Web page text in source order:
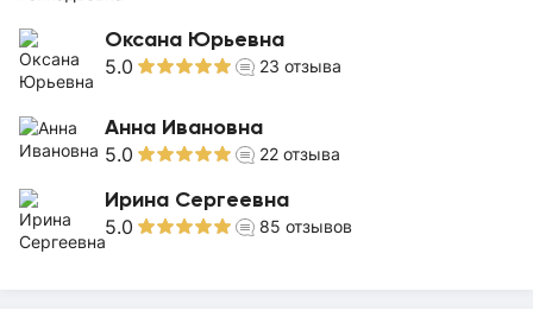
Оксана Юрьевна
5.0 23 отзыва
Анна Ивановна
5.0 22 отзыва
Ирина Сергеевна
5.0 85 отзывов